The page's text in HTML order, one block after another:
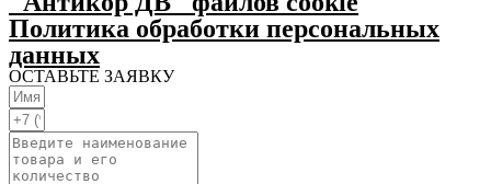
Политика обработки персональных
данных
ОСТАВЬТЕ ЗАЯВКУ